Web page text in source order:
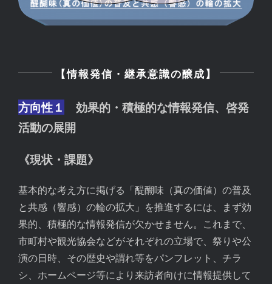
【情報発信・継承意識の醸成】
方向性１
効果的・積極的な情報発信、啓発
活動の展開
《現状・課題》
基本的な考え方に掲げる「醍醐味（真の価値）の普及
と共感（響感）の輪の拡大」を推進するには、まず効
果的、積極的な情報発信が欠かせません。これまで、
市町村や観光協会などがそれぞれの立場で、祭りや公
演の日時、その歴史や謂れ等をパンフレット、チラ
シ、ホームページ等により来訪者向けに情報提供して